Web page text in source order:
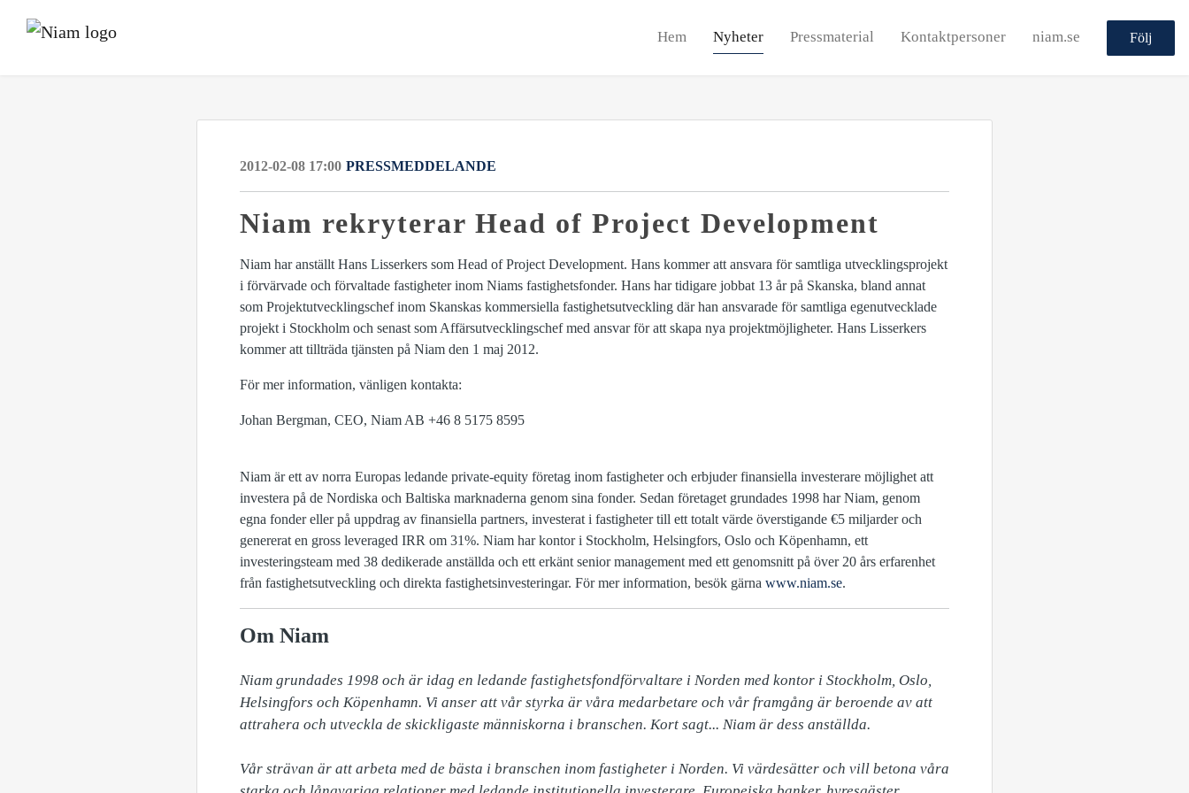
Hem Nyheter Pressmaterial Kontaktpersoner niam.se Följ
2012-02-08 17:00 PRESSMEDDELANDE
Niam rekryterar Head of Project Development
Niam har anställt Hans Lisserkers som Head of Project Development. Hans kommer att ansvara för samtliga utvecklingsprojekt
i förvärvade och förvaltade fastigheter inom Niams fastighetsfonder. Hans har tidigare jobbat 13 år på Skanska, bland annat
som Projektutvecklingschef inom Skanskas kommersiella fastighetsutveckling där han ansvarade för samtliga egenutvecklade
projekt i Stockholm och senast som Affärsutvecklingschef med ansvar för att skapa nya projektmöjligheter. Hans Lisserkers
kommer att tillträda tjänsten på Niam den 1 maj 2012.
För mer information, vänligen kontakta:
Johan Bergman, CEO, Niam AB +46 8 5175 8595
Niam är ett av norra Europas ledande private-equity företag inom fastigheter och erbjuder finansiella investerare möjlighet att
investera på de Nordiska och Baltiska marknaderna genom sina fonder. Sedan företaget grundades 1998 har Niam, genom
egna fonder eller på uppdrag av finansiella partners, investerat i fastigheter till ett totalt värde överstigande €5 miljarder och
genererat en gross leveraged IRR om 31%. Niam har kontor i Stockholm, Helsingfors, Oslo och Köpenhamn, ett
investeringsteam med 38 dedikerade anställda och ett erkänt senior management med ett genomsnitt på över 20 års erfarenhet
från fastighetsutveckling och direkta fastighetsinvesteringar. För mer information, besök gärna www.niam.se.
Om Niam
Niam grundades 1998 och är idag en ledande fastighetsfondförvaltare i Norden med kontor i Stockholm, Oslo,
Helsingfors och Köpenhamn. Vi anser att vår styrka är våra medarbetare och vår framgång är beroende av att
attrahera och utveckla de skickligaste människorna i branschen. Kort sagt... Niam är dess anställda.
Vår strävan är att arbeta med de bästa i branschen inom fastigheter i Norden. Vi värdesätter och vill betona våra